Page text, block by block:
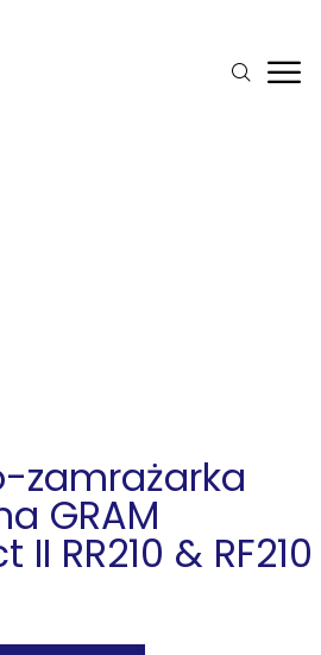
zamrażarka
GRAM
RR210 & RF210